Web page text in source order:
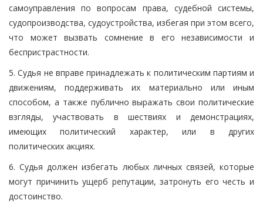
самоуправления по вопросам права, судебной системы,
судопроизводства, судоустройства, избегая при этом всего,
что может вызвать сомнение в его независимости и
беспристрастности.
5. Судья не вправе принадлежать к политическим партиям и
движениям, поддерживать их материально или иным
способом, а также публично выражать свои политические
взгляды, участвовать в шествиях и демонстрациях,
имеющих политический характер, или в других
политических акциях.
6. Судья должен избегать любых личных связей, которые
могут причинить ущерб репутации, затронуть его честь и
достоинство.